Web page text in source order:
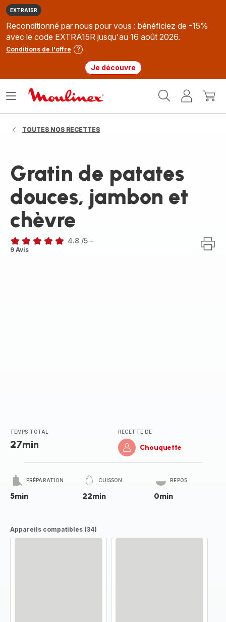
EXTRA15R
Reconditionné par nous pour vous : bénéficiez de -15%
avec le code EXTRA15R jusqu'au 16 août 2026.
Conditions de l'offre
Je découvre
MonMon
Ouvrir
TOUTES NOS RECETTES
Gratin de patates
douces, jambon et
chèvre
ratings.4.8
4.8 /5 -
9 Avis
TEMPS TOTAL
27min
RECETTE DE
Chouquette
PRÉPARATION
5min
CUISSON
22min
REPOS
0min
Appareils compatibles (34)